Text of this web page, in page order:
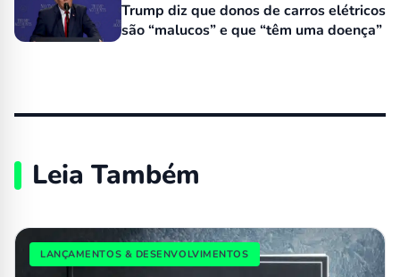
Trump diz que donos de carros elétricos
são “malucos” e que “têm uma doença”
Leia Também
LANÇAMENTOS & DESENVOLVIMENTOS